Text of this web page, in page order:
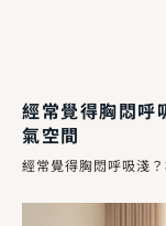
經常覺得胸悶呼
氣空間
經常覺得胸悶呼吸淺